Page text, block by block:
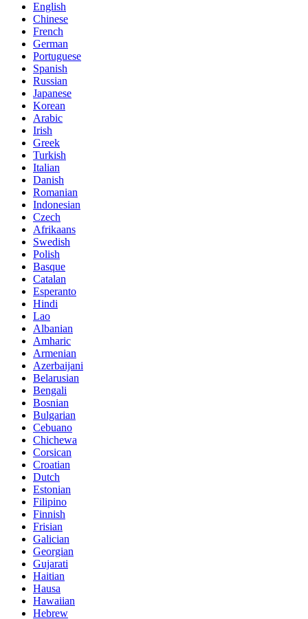
English
Chinese
French
German
Portuguese
Spanish
Russian
Japanese
Korean
Arabic
Irish
Greek
Turkish
Italian
Danish
Romanian
Indonesian
Czech
Afrikaans
Swedish
Polish
Basque
Catalan
Esperanto
Hindi
Lao
Albanian
Amharic
Armenian
Azerbaijani
Belarusian
Bengali
Bosnian
Bulgarian
Cebuano
Chichewa
Corsican
Croatian
Dutch
Estonian
Filipino
Finnish
Frisian
Galician
Georgian
Gujarati
Haitian
Hausa
Hawaiian
Hebrew